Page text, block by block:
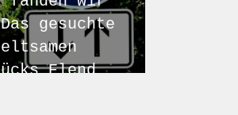
gesuchte
Elend